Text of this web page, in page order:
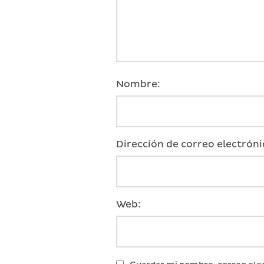
Nombre:
Dirección de correo
Web: